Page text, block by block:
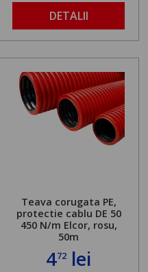
DETALII
Teava corugata PE,
protectie cablu DE 50
450 N/m Elcor, rosu,
50m
472 lei